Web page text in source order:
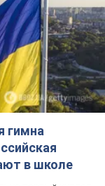
гимна
в школе